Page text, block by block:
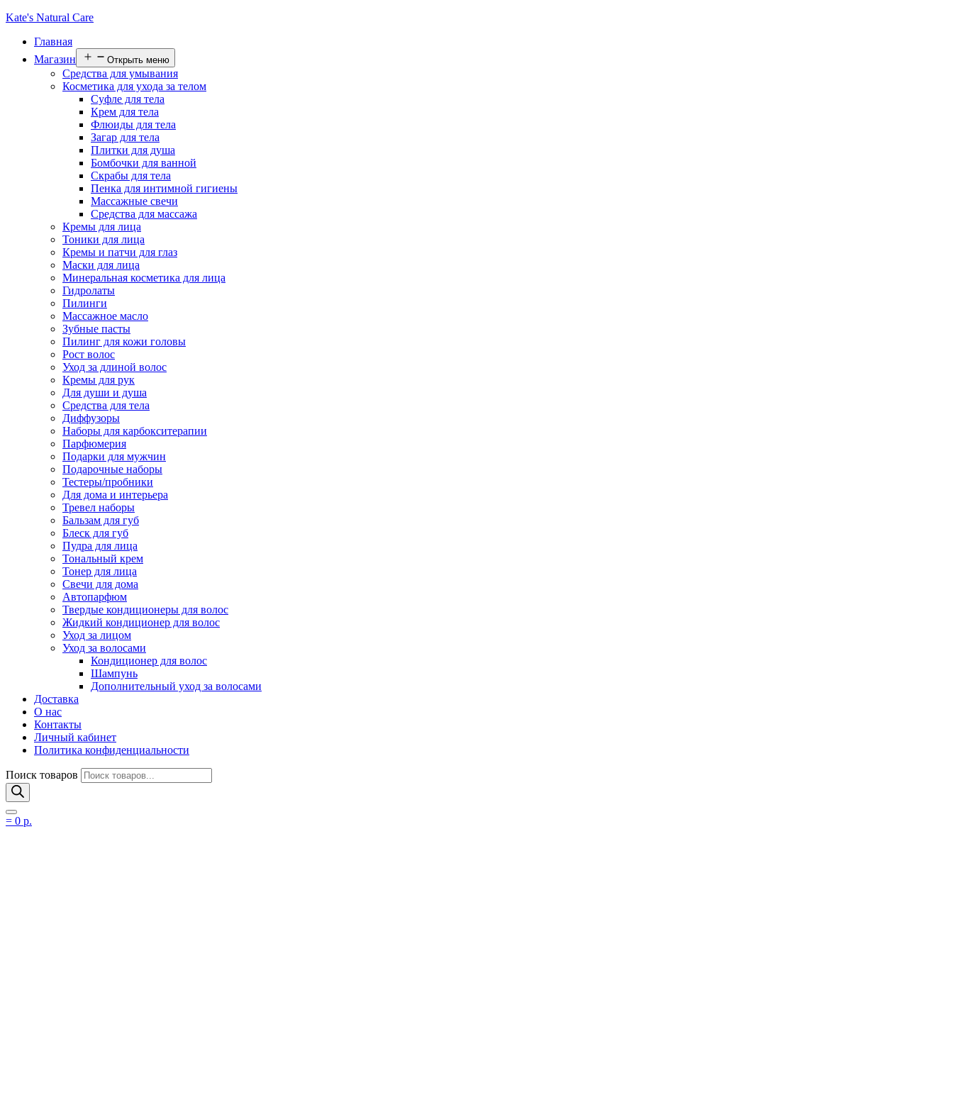
Kate's Natural Care
Главная
Магазин
Открыть меню
Средства для умывания
Косметика для ухода за телом
Суфле для тела
Крем для тела
Флюиды для тела
Загар для тела
Плитки для душа
Бомбочки для ванной
Скрабы для тела
Пенка для интимной гигиены
Массажные свечи
Средства для массажа
Кремы для лица
Тоники для лица
Кремы и патчи для глаз
Маски для лица
Минеральная косметика для лица
Гидролаты
Пилинги
Массажное масло
Зубные пасты
Пилинг для кожи головы
Рост волос
Уход за длиной волос
Кремы для рук
Для души и душа
Средства для тела
Диффузоры
Наборы для карбокситерапии
Парфюмерия
Подарки для мужчин
Подарочные наборы
Тестеры/пробники
Для дома и интерьера
Тревел наборы
Бальзам для губ
Блеск для губ
Пудра для лица
Тональный крем
Тонер для лица
Свечи для дома
Автопарфюм
Твердые кондиционеры для волос
Жидкий кондиционер для волос
Уход за лицом
Уход за волосами
Кондиционер для волос
Шампунь
Дополнительный уход за волосами
Доставка
О нас
Контакты
Личный кабинет
Политика конфиденциальности
Поиск товаров
= 0 р.